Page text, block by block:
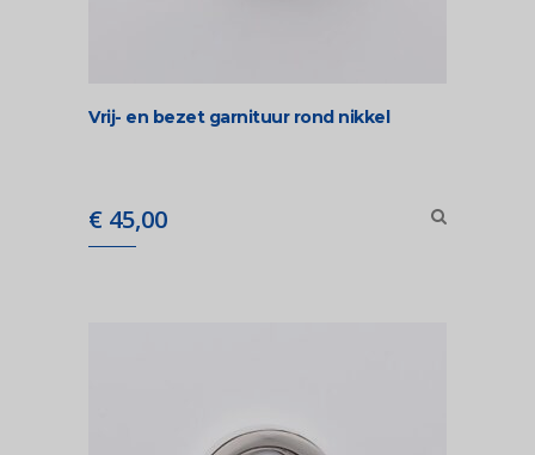
Vrij- en bezet garnituur rond nikkel
€ 45,00